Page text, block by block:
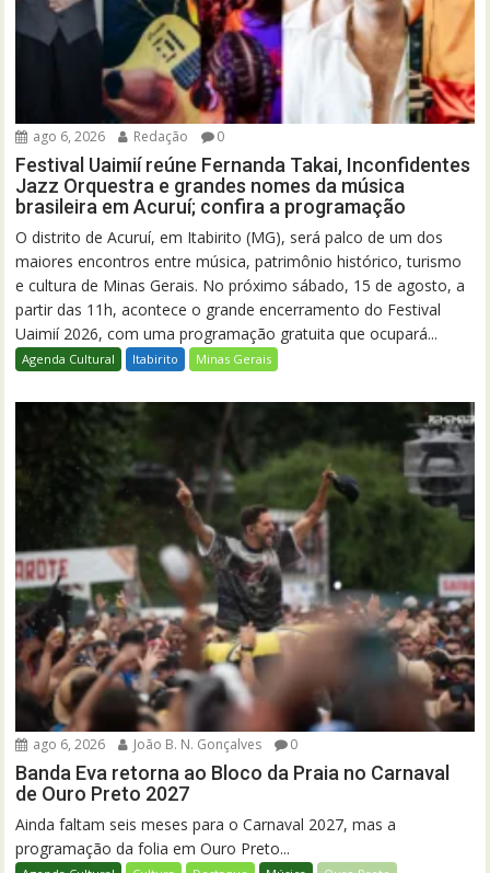
ago 6, 2026 Redação 0
Festival Uaimií reúne Fernanda Takai, Inconfidentes
Jazz Orquestra e grandes nomes da música
brasileira em Acuruí; confira a programação
O distrito de Acuruí, em Itabirito (MG), será palco de um dos
maiores encontros entre música, patrimônio histórico, turismo
e cultura de Minas Gerais. No próximo sábado, 15 de agosto, a
partir das 11h, acontece o grande encerramento do Festival
Uaimií 2026, com uma programação gratuita que ocupará...
Agenda Cultural Itabirito Minas Gerais
ago 6, 2026 João B. N. Gonçalves 0
Banda Eva retorna ao Bloco da Praia no Carnaval
de Ouro Preto 2027
Ainda faltam seis meses para o Carnaval 2027, mas a
programação da folia em Ouro Preto...